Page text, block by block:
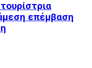
επέμβαση